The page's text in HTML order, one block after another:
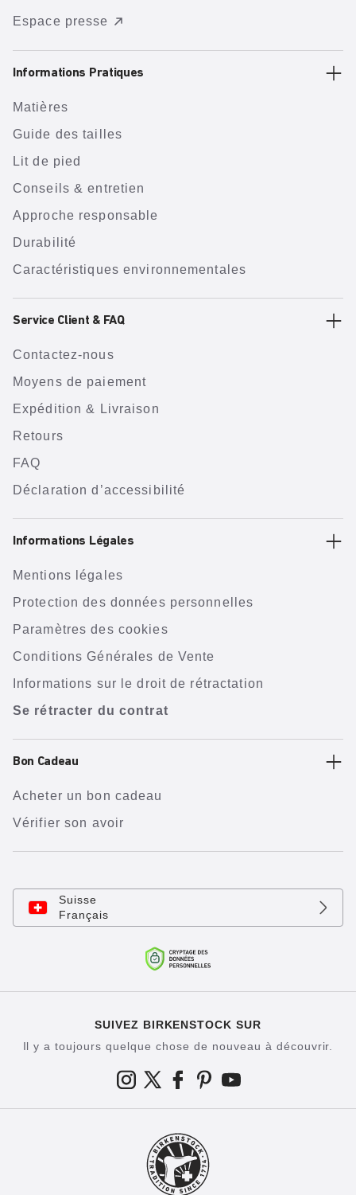
Espace presse
Informations Pratiques
Matières
Guide des tailles
Lit de pied
Conseils & entretien
Approche responsable
Durabilité
Caractéristiques environnementales
Service Client & FAQ
Contactez-nous
Moyens de paiement
Expédition & Livraison
Retours
FAQ
Déclaration d’accessibilité
Informations Légales
Mentions légales
Protection des données personnelles
Paramètres des cookies
Conditions Générales de Vente
Informations sur le droit de rétractation
Se rétracter du contrat
Bon Cadeau
Acheter un bon cadeau
Vérifier son avoir
Suisse
Français
SUIVEZ BIRKENSTOCK SUR
Il y a toujours quelque chose de nouveau à découvrir.